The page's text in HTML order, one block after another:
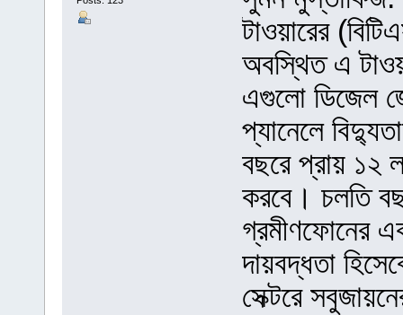
টাওয়ারের
অবস্থিত এ
এগুলো ডিজেল
প্যানেলে
বছরে প্রায় ১২
করবে। চলতি
গ্রমীণফোনের
দায়বদ্ধতা
সেক্টরে